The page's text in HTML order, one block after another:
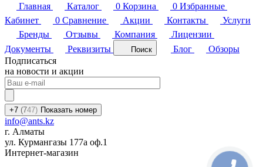
Главная
Каталог 0 Корзина 0 Избранные
Кабинет
0 Сравнение Акции Контакты
Услуги
Бренды
Отзывы Компания
Лицензии
Документы
Реквизиты Поиск Блог
Обзоры
Подписаться
на новости и акции
+7 (747) Показать номер
info@ants.kz
г. Алматы
ул. Курмангазы 177а оф.1
Интернет-магазин